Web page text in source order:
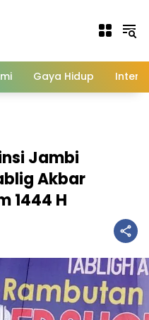
Gaya Hidup
Jambi
Akbar
1444 H